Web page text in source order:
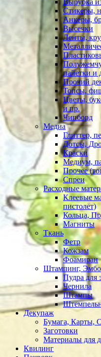
Вырубка
Стикеры,
Анкеры,
Высечки
Ленты,
пайетки и
Прочий
Топсы,
Цветы,
и пр.
Чипборд
Медиа
Глиттер,
Дотсы,
Краски
Медиум,
Прочее
Спреи
Расходные
Клеевые
пистолет)
Кольца,
Магниты
Ткань
Фетр
Кожзам
Фоамиран
Штампинг,
Пудра для
Чернила
Штампы
Декупаж
Бумага, Карты,
Заготовки
Материалы для
Квилинг